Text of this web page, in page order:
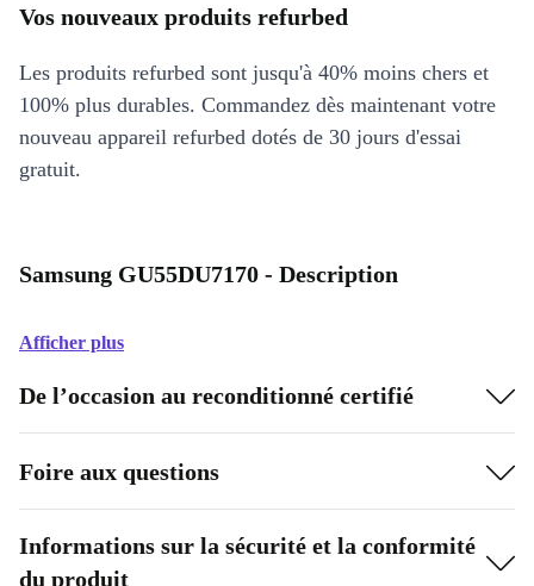
Vos nouveaux produits refurbed
Les produits refurbed sont jusqu'à 40% moins chers et
100% plus durables. Commandez dès maintenant votre
nouveau appareil refurbed dotés de 30 jours d'essai
gratuit.
Samsung GU55DU7170 - Description
Afficher plus
De l’occasion au reconditionné certifié
Foire aux questions
Informations sur la sécurité et la conformité
du produit